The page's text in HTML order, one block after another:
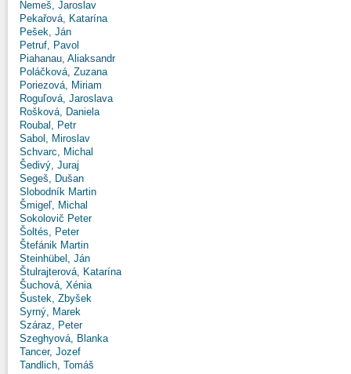
Nemeš, Jaroslav
Pekařová, Katarína
Pešek, Ján
Petruf, Pavol
Piahanau, Aliaksandr
Poláčková, Zuzana
Poriezová, Miriam
Roguľová, Jaroslava
Rošková, Daniela
Roubal, Petr
Sabol, Miroslav
Schvarc, Michal
Šedivý, Juraj
Segeš, Dušan
Slobodník Martin
Šmigeľ, Michal
Sokolovič Peter
Šoltés, Peter
Štefánik Martin
Steinhübel, Ján
Štulrajterová, Katarína
Šuchová, Xénia
Šustek, Zbyšek
Syrný, Marek
Száraz, Peter
Szeghyová, Blanka
Tancer, Jozef
Tandlich, Tomáš